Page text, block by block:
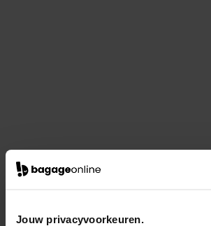
Jouw privacyvoorkeuren.